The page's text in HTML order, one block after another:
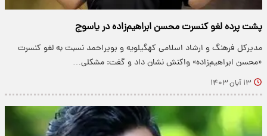
پشت پرده لغو کنسرت محسن ابراهیم‌زاده در یاسوج
مدیرکل فرهنگ و ارشاد اسلامی کهگیلویه و بویراحمد نسبت به لغو کنسرت
«محسن ابراهیم‌زاده» واکنش نشان داد و گفت: مشکلی…
۱۳ آبان ۱۴۰۳